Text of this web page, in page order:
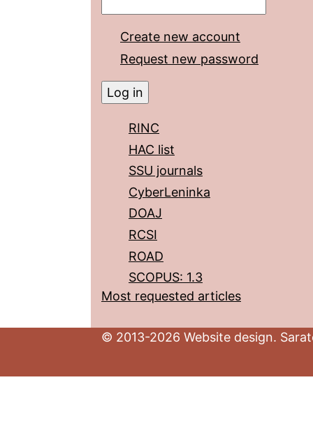
Create new account
Request new password
RINC
HAC list
SSU journals
CyberLeninka
DOAJ
RCSI
ROAD
SCOPUS: 1.3
Most requested articles
© 2013-2026 Website design.